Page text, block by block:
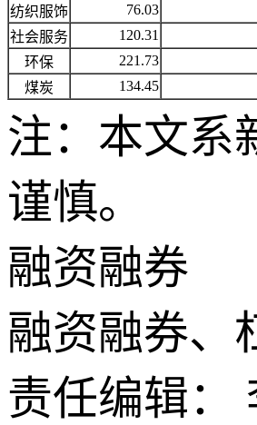
纺织服饰
76.03
社会服务
120.31
环保
221.73
煤炭
134.45
注：本文系
谨慎。
融资融券
融资融券、
责任编辑：